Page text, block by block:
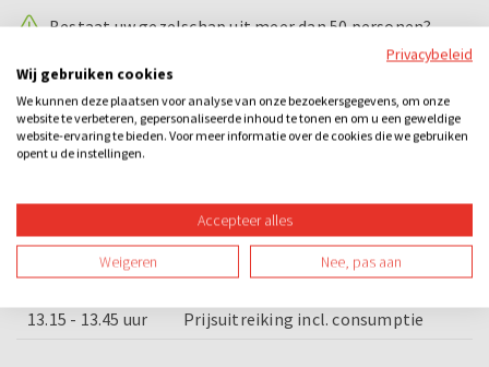
Bestaat uw gezelschap uit meer dan 50 personen?
Hierbij duurt de Bossche bollen workshop 1,5 uur.
Voorbeeld dagindeling
09.30 - 10.15 uur
10.15 - 10.30 uur
Bossche bol incl. consumptie
10.45 - 11.00 uur
Uitleg Escape City
11.00 - 13.15 uur
Spel Escape City
13.15 - 13.45 uur
Prijsuitreiking incl. consumptie
Privacybeleid
Wij gebruiken cookies
We kunnen deze plaatsen voor analyse van onze bezoekersgegevens, om onze
website te verbeteren, gepersonaliseerde inhoud te tonen en om u een geweldige
website-ervaring te bieden. Voor meer informatie over de cookies die we gebruiken
opent u de instellingen.
Accepteer alles
Weigeren Nee, pas aan